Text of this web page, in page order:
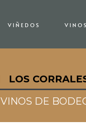
VIÑEDOS VINOS
LOS
VINOS DE